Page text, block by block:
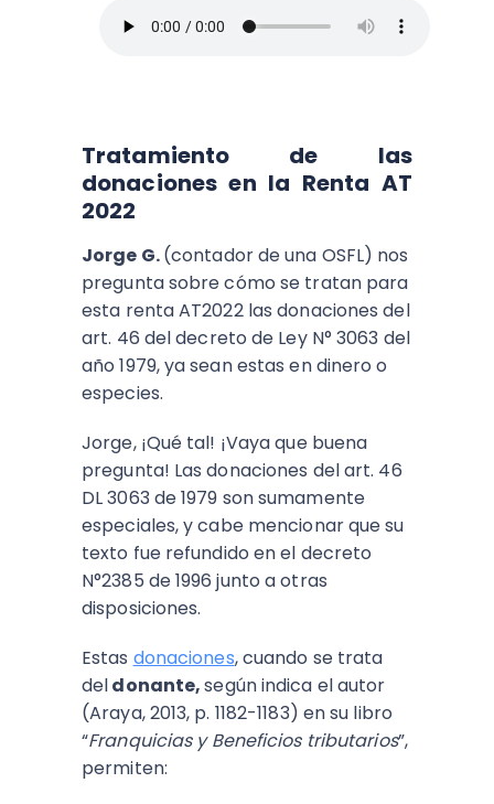
Tratamiento de las
donaciones en la Renta AT
2022
Jorge G.(contador de una OSFL) nos
pregunta sobre cómo se tratan para
esta renta AT2022 las donaciones del
art. 46 del decreto de Ley N° 3063 del
año 1979, ya sean estas en dinero o
especies.
Jorge, ¡Qué tal! ¡Vaya que buena
pregunta! Las donaciones del art. 46
DL 3063 de 1979 son sumamente
especiales, y cabe mencionar que su
texto fue refundido en el decreto
N°2385 de 1996 junto a otras
disposiciones.
Estas donaciones, cuando se trata
deldonante,según indica el autor
(Araya, 2013, p. 1182-1183) en su libro
“Franquicias y Beneficios tributarios”,
permiten: